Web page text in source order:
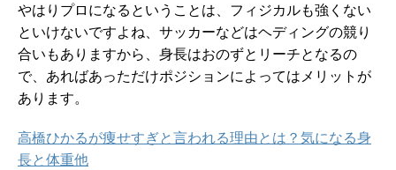
やはりプロになるということは、フィジカルも強くない
といけないですよね、サッカーなどはヘディングの競り
合いもありますから、身長はおのずとリーチとなるの
で、あればあっただけポジションによってはメリットが
あります。
高橋ひかるが痩せすぎと言われる理由とは？気になる身
長と体重他